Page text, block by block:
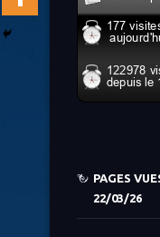
PAGES
22/03/26